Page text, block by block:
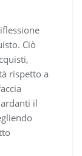
Ciò
rispetto a
il